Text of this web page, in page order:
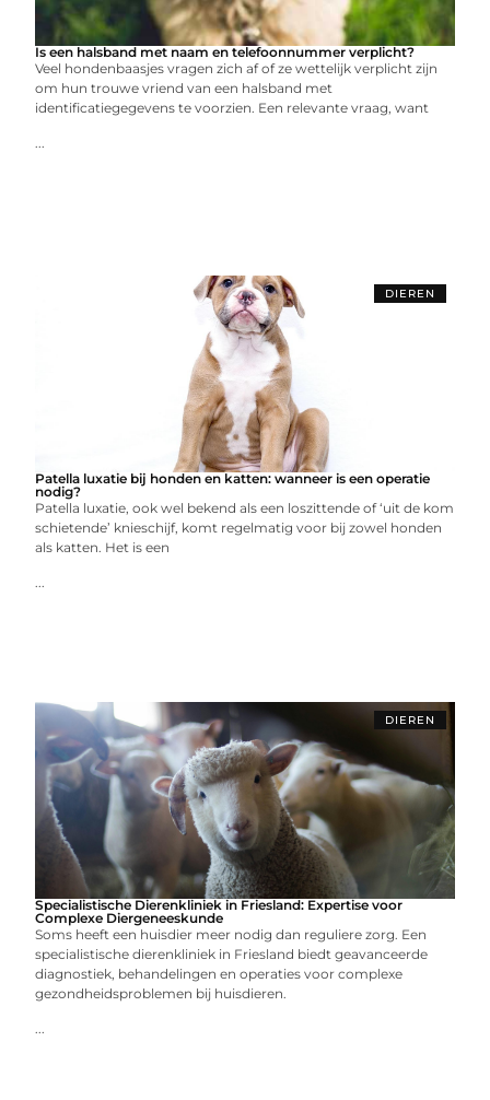
Is een halsband met naam en telefoonnummer verplicht?
Veel hondenbaasjes vragen zich af of ze wettelijk verplicht zijn
om hun trouwe vriend van een halsband met
identificatiegegevens te voorzien. Een relevante vraag, want
...
DIEREN
Patella luxatie bij honden en katten: wanneer is een operatie
nodig?
Patella luxatie, ook wel bekend als een loszittende of ‘uit de kom
schietende’ knieschijf, komt regelmatig voor bij zowel honden
als katten. Het is een
...
DIEREN
Specialistische Dierenkliniek in Friesland: Expertise voor
Complexe Diergeneeskunde
Soms heeft een huisdier meer nodig dan reguliere zorg. Een
specialistische dierenkliniek in Friesland biedt geavanceerde
diagnostiek, behandelingen en operaties voor complexe
gezondheidsproblemen bij huisdieren.
...